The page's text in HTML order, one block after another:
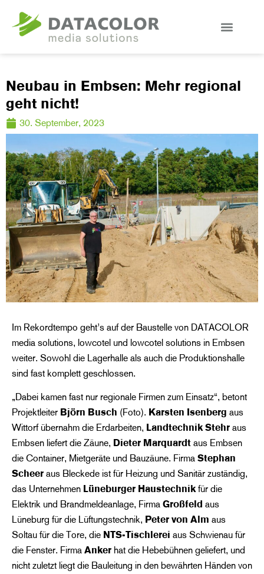
Neubau in Embsen: Mehr regional
geht nicht!
30. September, 2023
Im Rekordtempo geht’s auf der Baustelle von DATACOLOR
media solutions, lowcotel und lowcotel solutions in Embsen
weiter. Sowohl die Lagerhalle als auch die Produktionshalle
sind fast komplett geschlossen.
„Dabei kamen fast nur regionale Firmen zum Einsatz“, betont
Projektleiter Björn Busch (Foto). Karsten Isenberg aus
Wittorf übernahm die Erdarbeiten, Landtechnik Stehr aus
Embsen liefert die Zäune, Dieter Marquardt aus Embsen
die Container, Mietgeräte und Bauzäune. Firma Stephan
Scheer aus Bleckede ist für Heizung und Sanitär zuständig,
das Unternehmen Lüneburger Haustechnikfür die
Elektrik und Brandmeldeanlage, Firma Großfeld aus
Lüneburg für die Lüftungstechnik, Peter von Alm aus
Soltau für die Tore, die NTS-Tischlerei aus Schwienau für
die Fenster. Firma Anker hat die Hebebühnen geliefert, und
nicht zuletzt liegt die Bauleitung in den bewährten Händen von